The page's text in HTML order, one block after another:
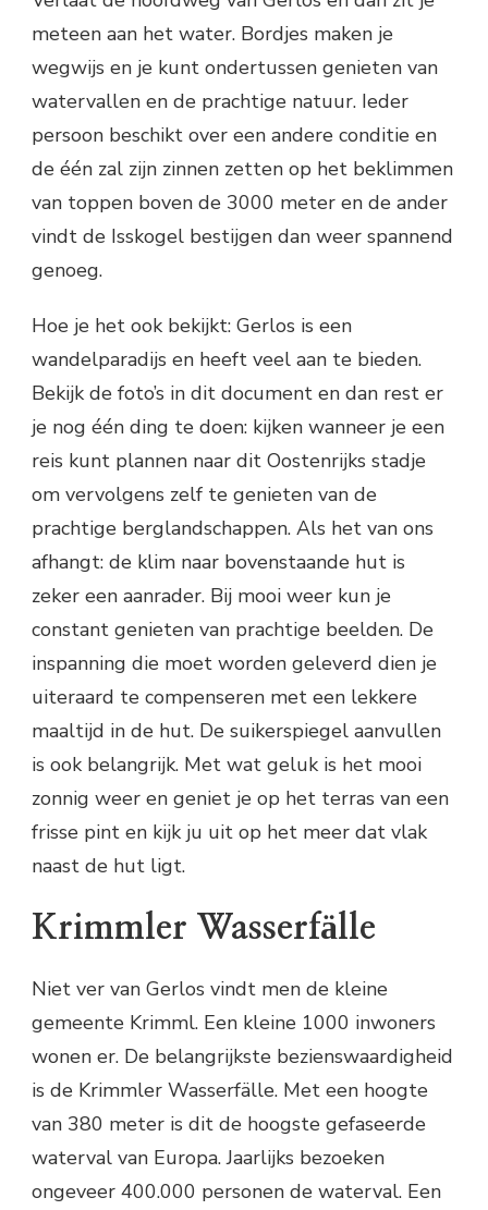
meteen aan het water. Bordjes maken je
wegwijs en je kunt ondertussen genieten van
watervallen en de prachtige natuur. Ieder
persoon beschikt over een andere conditie en
de één zal zijn zinnen zetten op het beklimmen
van toppen boven de 3000 meter en de ander
vindt de Isskogel bestijgen dan weer spannend
genoeg.
Hoe je het ook bekijkt: Gerlos is een
wandelparadijs en heeft veel aan te bieden.
Bekijk de foto’s in dit document en dan rest er
je nog één ding te doen: kijken wanneer je een
reis kunt plannen naar dit Oostenrijks stadje
om vervolgens zelf te genieten van de
prachtige berglandschappen. Als het van ons
afhangt: de klim naar bovenstaande hut is
zeker een aanrader. Bij mooi weer kun je
constant genieten van prachtige beelden. De
inspanning die moet worden geleverd dien je
uiteraard te compenseren met een lekkere
maaltijd in de hut. De suikerspiegel aanvullen
is ook belangrijk. Met wat geluk is het mooi
zonnig weer en geniet je op het terras van een
frisse pint en kijk ju uit op het meer dat vlak
naast de hut ligt.
Krimmler Wasserfälle
Niet ver van Gerlos vindt men de kleine
gemeente Krimml. Een kleine 1000 inwoners
wonen er. De belangrijkste bezienswaardigheid
is de Krimmler Wasserfälle. Met een hoogte
van 380 meter is dit de hoogste gefaseerde
waterval van Europa. Jaarlijks bezoeken
ongeveer 400.000 personen de waterval. Een